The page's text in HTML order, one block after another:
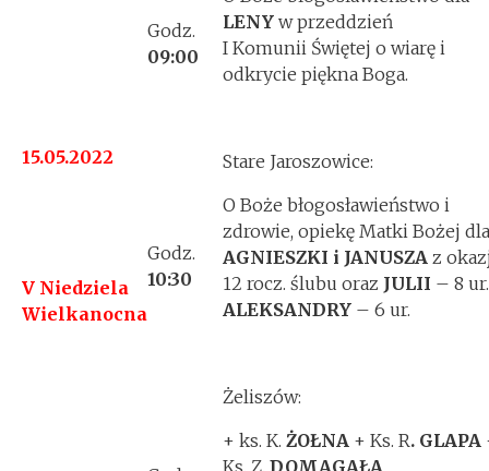
15.05.2022
V Niedziela
Wielkanocna
Godz.
09:00
LENY w przeddzień
I Komunii Świętej o wiarę i
odkrycie piękna Boga.
Godz.
10:30
Stare Jaroszowice:
O Boże błogosławieństwo i
zdrowie, opiekę Matki Bożej dla
AGNIESZKI i JANUSZA z
12 rocz. ślubu oraz JULII – 8 ur.
ALEKSANDRY – 6 ur.
Żeliszów:
+ ks. K. ŻOŁNA + Ks. R. GLAPA
Ks. Z. DOMAGAŁA